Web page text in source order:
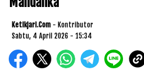
Ketikjari.com - Kontributor
Sabtu, 4 April 2026 - 15:34